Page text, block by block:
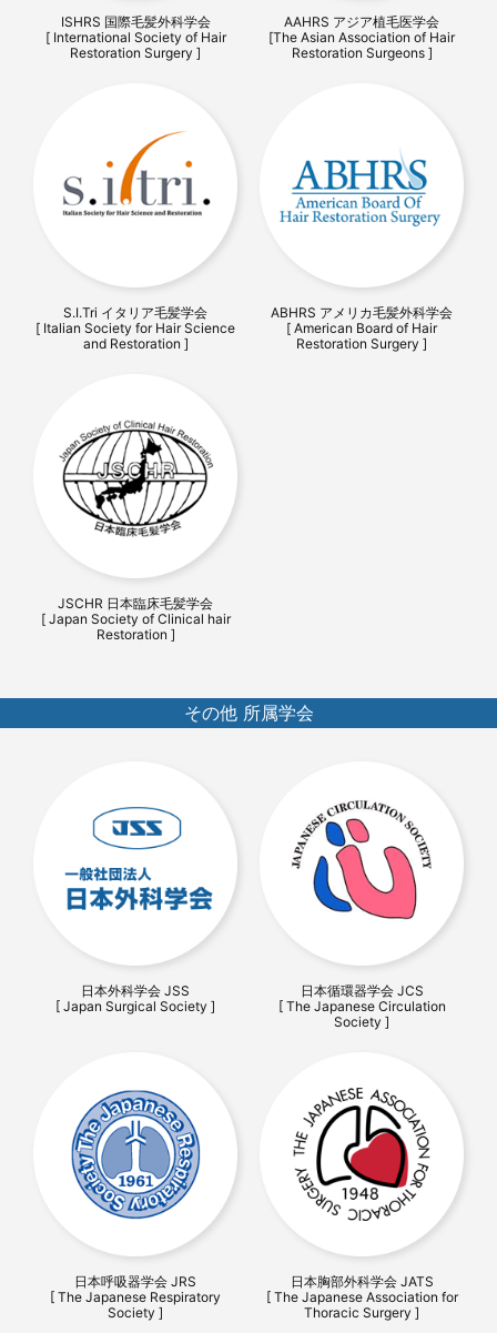
ISHRS 国際毛髪外科学会
[ International Society of Hair
Restoration Surgery ]
AAHRS アジア植毛医学会
[The Asian Association of Hair
Restoration Surgeons ]
S.I.Tri イタリア毛髪学会
[ Italian Society for Hair Science
and Restoration ]
ABHRS アメリカ毛髪外科学会
[ American Board of Hair
Restoration Surgery ]
JSCHR 日本臨床毛髪学会
[ Japan Society of Clinical hair
Restoration ]
その他 所属学会
日本外科学会 JSS
[ Japan Surgical Society ]
日本循環器学会 JCS
[ The Japanese Circulation
Society ]
日本呼吸器学会 JRS
[ The Japanese Respiratory
Society ]
日本胸部外科学会 JATS
[ The Japanese Association for
Thoracic Surgery ]